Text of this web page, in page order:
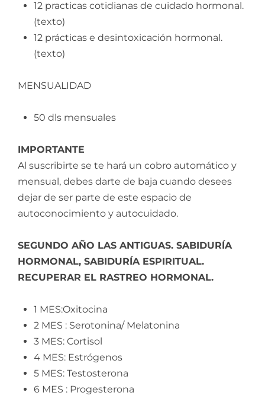
12 practicas cotidianas de cuidado hormonal.
(texto)
12 prácticas e desintoxicación hormonal.
(texto)
MENSUALIDAD
50 dls mensuales
IMPORTANTE
Al suscribirte se te hará un cobro automático y
mensual, debes darte de baja cuando desees
dejar de ser parte de este espacio de
autoconocimiento y autocuidado.
SEGUNDO AÑO LAS ANTIGUAS. SABIDURÍA
HORMONAL, SABIDURÍA ESPIRITUAL.
RECUPERAR EL RASTREO HORMONAL.
1 MES:Oxitocina
2 MES : Serotonina/ Melatonina
3 MES: Cortisol
4 MES: Estrógenos
5 MES: Testosterona
6 MES : Progesterona